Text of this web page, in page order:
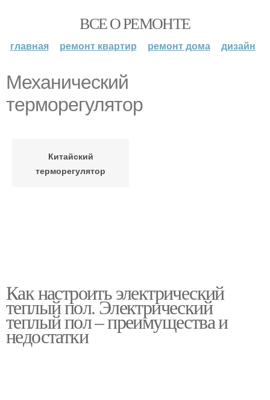
ВСЕ О РЕМОНТЕ
главная ремонт квартир ремонт дома дизайн
Механический
терморегулятор
Китайский
терморегулятор
Как настроить электрический
теплый пол. Электрический
теплый пол – преимущества и
недостатки